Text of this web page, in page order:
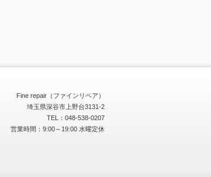
Fine repair（ファインリペア）
埼玉県深谷市上野台3131-2
TEL：048-538-0207
営業時間：9:00～19:00 水曜定休